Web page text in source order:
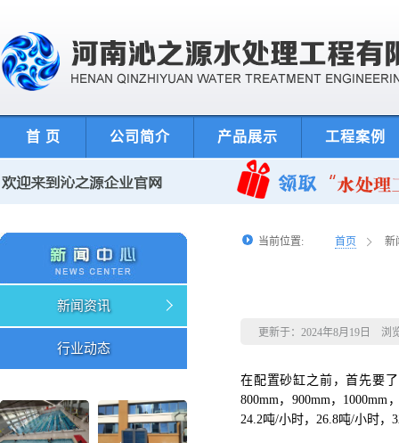
首 页 公司简介 产品展示 工程案例
新闻资讯
行业动态
当前位置: 首页 新
更新于：2024年8月19日 浏
在配置砂缸之前，首先要了
800mm，900mm，
24.2吨/小时，26.8吨/小时